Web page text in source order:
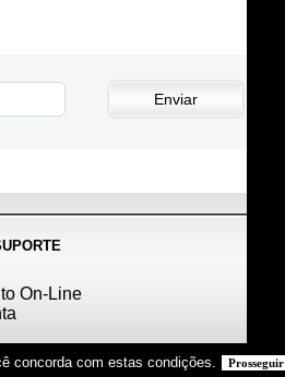
concorda com estas condições. Prosseguir
On-Line